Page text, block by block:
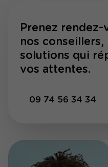
Prenez
nos
solutions qui
vos attentes.
09 74 56 34 34